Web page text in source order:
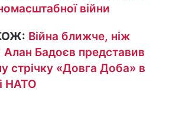
війни
Війна ближче, ніж
Алан Бадоєв представив
стрічку «Довга Доба» в
НАТО